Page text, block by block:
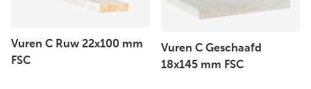
Vuren C Ruw 22x100 mm
FSC
Vuren C Geschaafd
18x145 mm FSC